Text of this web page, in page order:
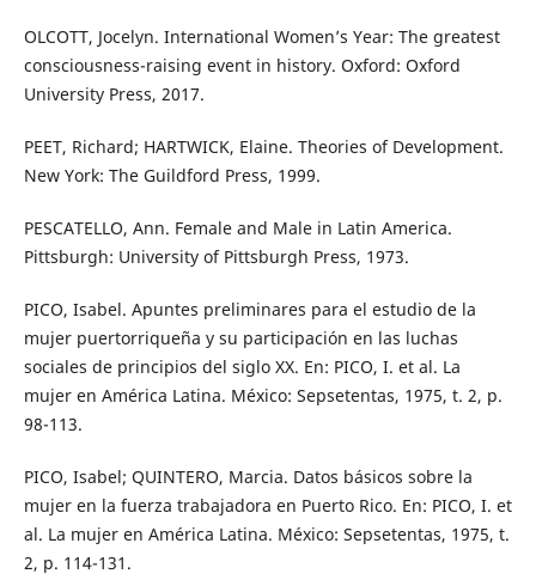
OLCOTT, Jocelyn. International Women’s Year: The greatest
consciousness-raising event in history. Oxford: Oxford
University Press, 2017.
PEET, Richard; HARTWICK, Elaine. Theories of Development.
New York: The Guildford Press, 1999.
PESCATELLO, Ann. Female and Male in Latin America.
Pittsburgh: University of Pittsburgh Press, 1973.
PICO, Isabel. Apuntes preliminares para el estudio de la
mujer puertorriqueña y su participación en las luchas
sociales de principios del siglo XX. En: PICO, I. et al. La
mujer en América Latina. México: Sepsetentas, 1975, t. 2, p.
98-113.
PICO, Isabel; QUINTERO, Marcia. Datos básicos sobre la
mujer en la fuerza trabajadora en Puerto Rico. En: PICO, I. et
al. La mujer en América Latina. México: Sepsetentas, 1975, t.
2, p. 114-131.